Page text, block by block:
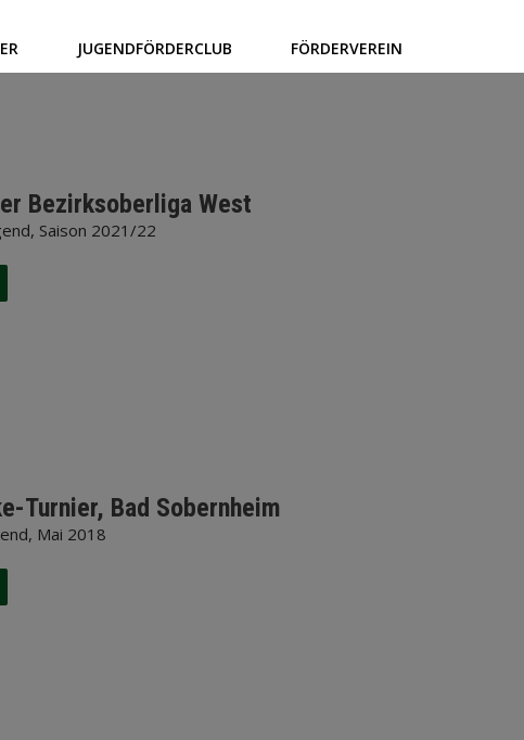
JUGENDFÖRDERCLUB FÖRDERVEREIN
Bezirksoberliga West
Saison 2021/22
Turnier, Bad Sobernheim
Mai 2018